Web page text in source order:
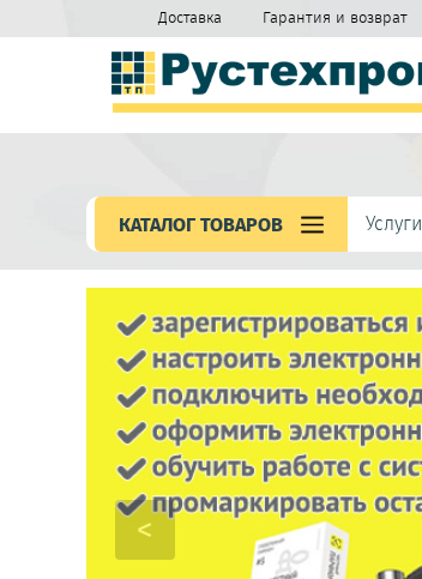
Доставка Гарантия и возврат
КАТАЛОГ ТОВАРОВ Услуги
<